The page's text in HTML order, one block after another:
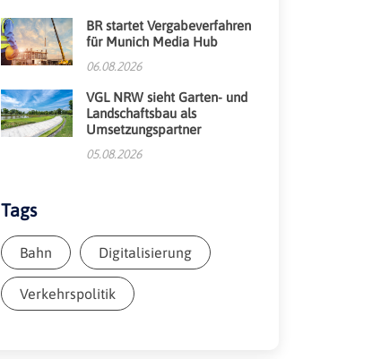
BR startet Vergabeverfahren
für Munich Media Hub
06.08.2026
VGL NRW sieht Garten- und
Landschaftsbau als
Umsetzungspartner
05.08.2026
Tags
Bahn Digitalisierung
Verkehrspolitik